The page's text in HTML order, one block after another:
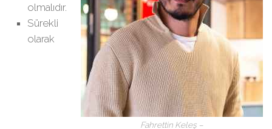
Fahrettin Keleş –
olmalıdır.
Sürekli
olarak